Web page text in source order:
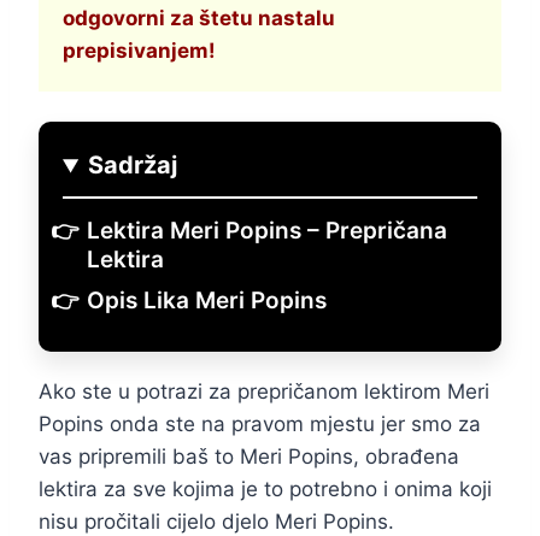
odgovorni za štetu nastalu
prepisivanjem!
Sadržaj
Lektira Meri Popins – Prepričana
Lektira
Opis Lika Meri Popins
Ako ste u potrazi za prepričanom lektirom Meri
Popins onda ste na pravom mjestu jer smo za
vas pripremili baš to Meri Popins, obrađena
lektira za sve kojima je to potrebno i onima koji
nisu pročitali cijelo djelo Meri Popins.